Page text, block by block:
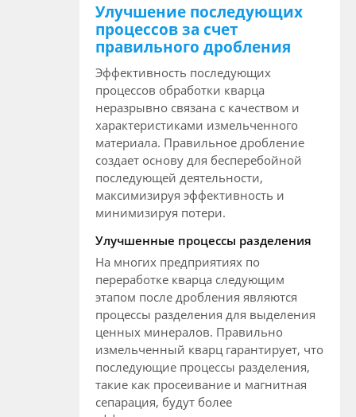
Улучшение последующих
процессов за счет
правильного дробления
Эффективность последующих
процессов обработки кварца
неразрывно связана с качеством и
характеристиками измельченного
материала. Правильное дробление
создает основу для бесперебойной
последующей деятельности,
максимизируя эффективность и
минимизируя потери.
Улучшенные процессы разделения
На многих предприятиях по
переработке кварца следующим
этапом после дробления являются
процессы разделения для выделения
ценных минералов. Правильно
измельченный кварц гарантирует, что
последующие процессы разделения,
такие как просеивание и магнитная
сепарация, будут более